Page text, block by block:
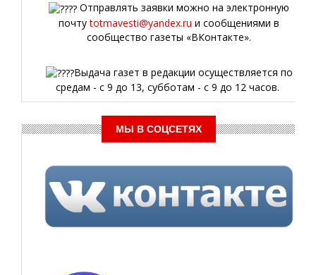
Отправлять заявки можно на электронную
почтуtotmavesti@yandex.ru и сообщениями в
сообщество газеты «ВКонтакте».
Выдача газет в редакции осуществляется по
средам - с 9 до 13, субботам - с 9 до 12 часов.
МЫ В СОЦСЕТЯХ